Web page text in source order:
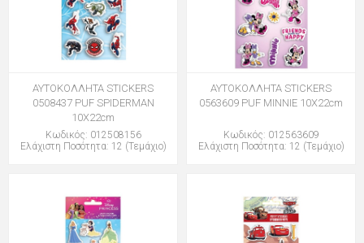
ΑΥΤΟΚΟΛΛΗΤΑ STICKERS
0508437 PUF SPIDERMAN
10X22cm
Κωδικός: 012508156
Ελάχιστη Ποσότητα: 12 (Τεμάχιο)
ΑΥΤΟΚΟΛΛΗΤΑ STICKERS
0563609 PUF MINNIE 10X22cm
Κωδικός: 012563609
Ελάχιστη Ποσότητα: 12 (Τεμάχιο)